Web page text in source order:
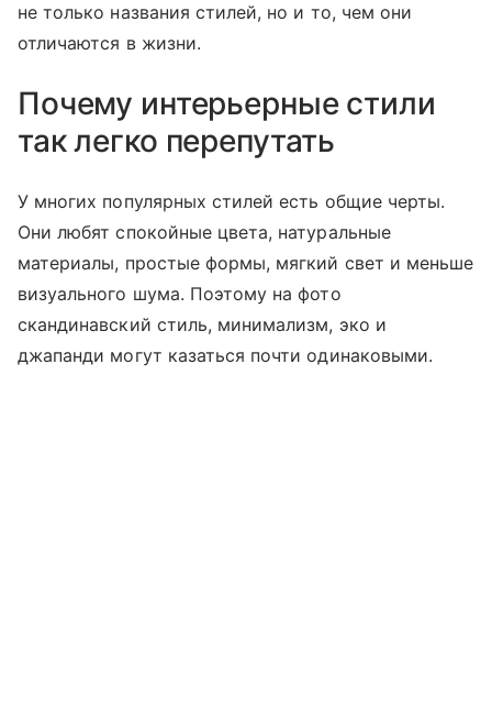
не только названия стилей, но и то, чем они
отличаются в жизни.
Почему интерьерные стили
так легко перепутать
У многих популярных стилей есть общие черты.
Они любят спокойные цвета, натуральные
материалы, простые формы, мягкий свет и меньше
визуального шума. Поэтому на фото
скандинавский стиль, минимализм, эко и
джапанди могут казаться почти одинаковыми.